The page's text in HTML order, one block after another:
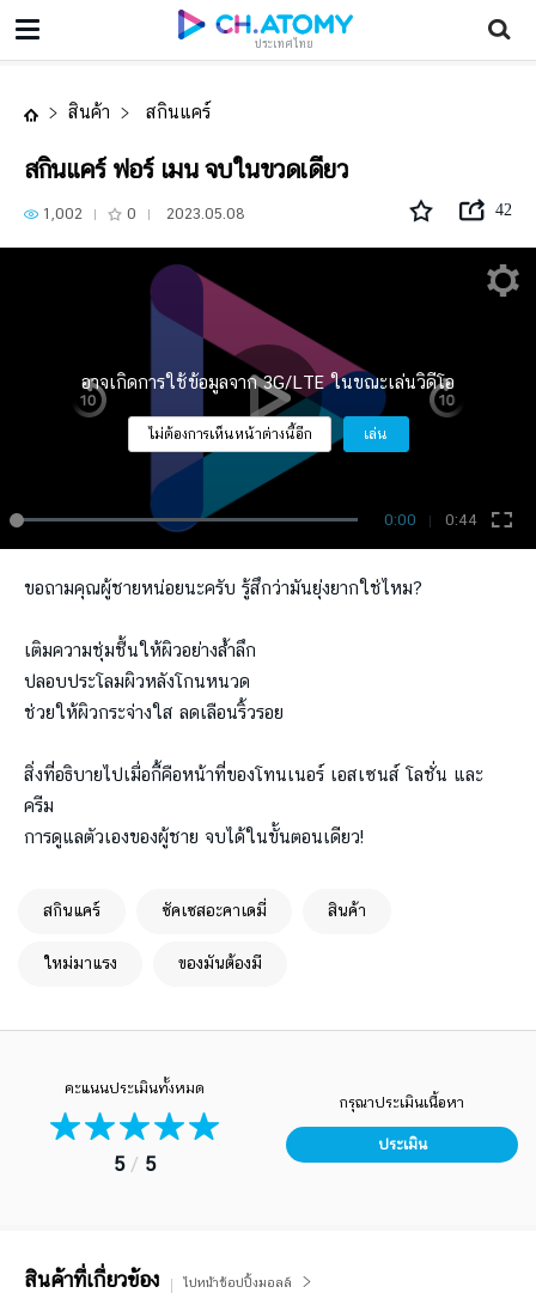
ประเทศไทย
สกินแคร์ ฟอร์ เมน จบในขวดเดียว
สินค้า สกินแคร์
สกินแคร์ ฟอร์ เมน จบในขวดเดียว
1,002 0 2023.05.08 42
0:00 0:44
อาจเกิดการใช้ข้อมูลจาก 3G/LTE ในขณะเล่นวิดีโอ
ไม่ต้องการเห็นหน้าต่างนี้อีก เล่น
ขอถามคุณผู้ชายหน่อยนะครับ รู้สึกว่ามันยุ่งยากใช่ไหม?
เติมความชุ่มชื้นให้ผิวอย่างล้ำลึก
ปลอบประโลมผิวหลังโกนหนวด
ช่วยให้ผิวกระจ่างใส ลดเลือนริ้วรอย
สิ่งที่อธิบายไปเมื่อกี้คือหน้าที่ของโทนเนอร์ เอสเซนส์ โลชั่น และ
ครีม
การดูแลตัวเองของผู้ชาย จบได้ในขั้นตอนเดียว!
สกินแคร์ ซัคเซสอะคาเดมี่ สินค้า
ใหม่มาแรง ของมันต้องมี
คะแนนประเมินทั้งหมด
5/ 5
กรุณาประเมินเนื้อหา
ประเมิน
สินค้าที่เกี่ยวข้อง ไปหน้าช้อปปิ้งมอลล์